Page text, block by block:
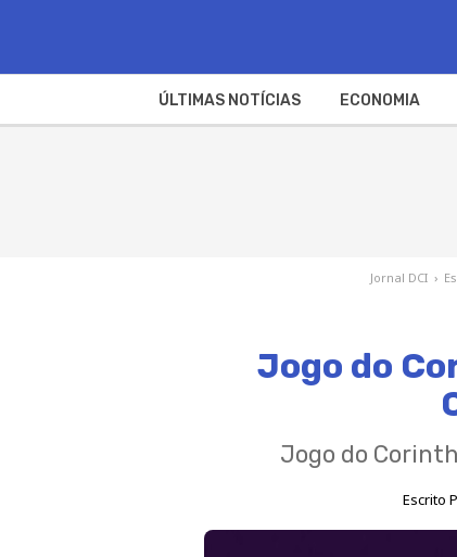
ÚLTIMAS NOTÍCIAS ECONOMIA
Jornal DCI ›
Jogo do
Jogo do
Escrito